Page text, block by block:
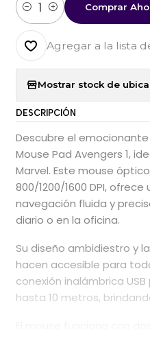
Cantidad
Comprar
Agregar a la lista
Mostrar stock de
DESCRIPCIÓN
Descubre el
Mouse Pad Avengers 1,
Marvel. Este mouse
800/1200/1600 DPI,
navegación fluida y
diario o en la oficina.
Su diseño ambidiestro y
hacen accesible para
conexión inalámbrica
hasta 10 metros,